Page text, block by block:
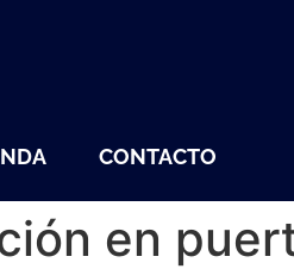
CONTACTO
en